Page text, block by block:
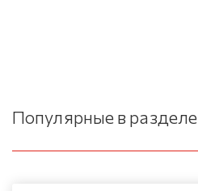
Популярные в разделе